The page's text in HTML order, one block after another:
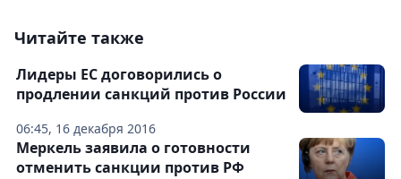
Читайте также
06:45, 16 декабря 2016
Лидеры ЕС договорились о
продлении санкций против России
Меркель заявила о готовности
отменить санкции против РФ